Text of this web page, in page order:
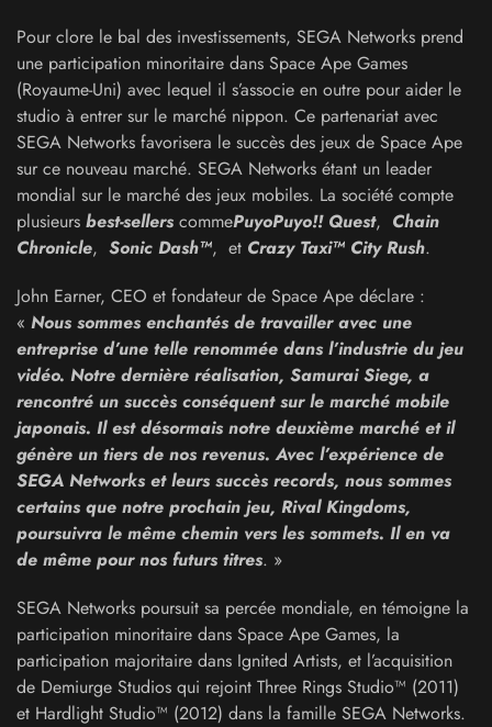
Pour clore le bal des investissements, SEGA Networks prend
une participation minoritaire dans Space Ape Games
(Royaume-Uni) avec lequel il s’associe en outre pour aider le
studio à entrer sur le marché nippon. Ce partenariat avec
SEGA Networks favorisera le succès des jeux de Space Ape
sur ce nouveau marché. SEGA Networks étant un leader
mondial sur le marché des jeux mobiles. La société compte
plusieurs best-sellers commePuyoPuyo!! Quest, Chain
Chronicle, Sonic Dash™, et Crazy Taxi™ City Rush.
John Earner, CEO et fondateur de Space Ape déclare :
« Nous sommes enchantés de travailler avec une
entreprise d’une telle renommée dans l’industrie du jeu
vidéo. Notre dernière réalisation, Samurai Siege, a
rencontré un succès conséquent sur le marché mobile
japonais. Il est désormais notre deuxième marché et il
génère un tiers de nos revenus. Avec l’expérience de
SEGA Networks et leurs succès records, nous sommes
certains que notre prochain jeu, Rival Kingdoms,
poursuivra le même chemin vers les sommets. Il en va
de même pour nos futurs titres. »
SEGA Networks poursuit sa percée mondiale, en témoigne la
participation minoritaire dans Space Ape Games, la
participation majoritaire dans Ignited Artists, et l’acquisition
de Demiurge Studios qui rejoint Three Rings Studio™ (2011)
et Hardlight Studio™ (2012) dans la famille SEGA Networks.